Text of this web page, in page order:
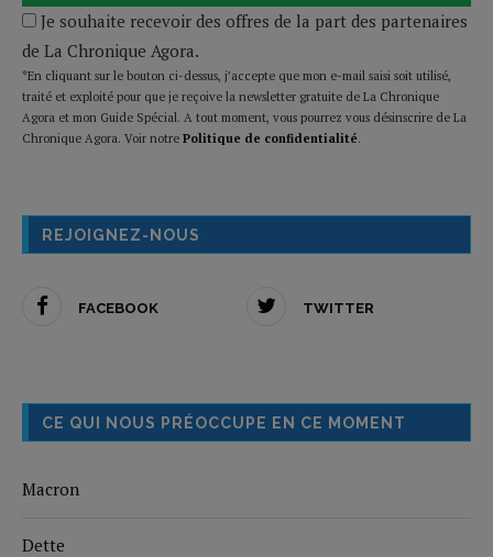
Je souhaite recevoir des offres de la part des partenaires
de La Chronique Agora.
*En cliquant sur le bouton ci-dessus, j’accepte que mon e-mail saisi soit utilisé,
traité et exploité pour que je reçoive la newsletter gratuite de La Chronique
Agora et mon Guide Spécial. A tout moment, vous pourrez vous désinscrire de La
Chronique Agora. Voir notre Politique de confidentialité.
REJOIGNEZ-NOUS
FACEBOOK TWITTER
CE QUI NOUS PRÉOCCUPE EN CE MOMENT
Macron
Dette